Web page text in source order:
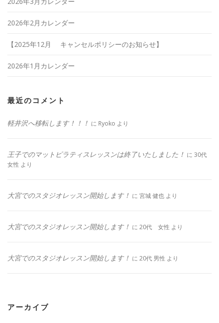
2026年2月カレンダー
【2025年12月 キャンセルポリシーのお知らせ】
2026年1月カレンダー
最近のコメント
軽井沢へ移転します！！！ に Ryoko より
王子でのマットピラティスレッスンは終了いたしました！ に 30代
女性 より
大宮でのスタジオレッスン開始します！ に 宮城 健也 より
大宮でのスタジオレッスン開始します！ に 20代 女性 より
大宮でのスタジオレッスン開始します！ に 20代 男性 より
アーカイブ